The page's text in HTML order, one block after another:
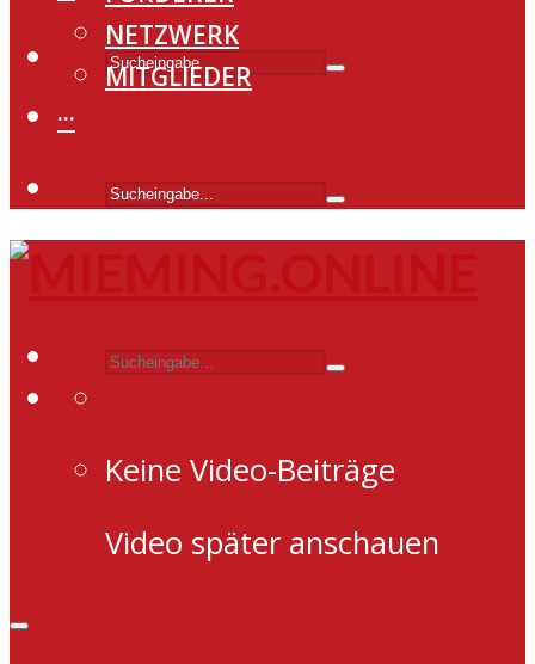
NETZWERK
MITGLIEDER
···
Keine Video-Beiträge
Video später anschauen